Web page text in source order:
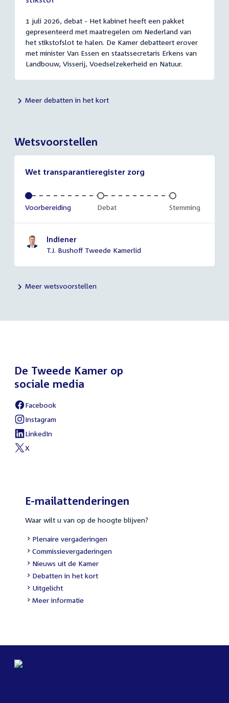
1 juli 2026, debat - Het kabinet heeft een pakket
gepresenteerd met maatregelen om Nederland van
het stikstofslot te halen. De Kamer debatteert erover
met minister Van Essen en staatssecretaris Erkens van
Landbouw, Visserij, Voedselzekerheid en Natuur.
Meer debatten in het kort
Wetsvoorstellen
Wet transparantieregister zorg
Voltooid:
Voorbereiding Onvoltooid:
Debat Onvoltooid:
Stemming
Indiener
T.J. Bushoff Tweede Kamerlid
Meer wetsvoorstellen
De Tweede Kamer op
sociale media
Facebook
Instagram
LinkedIn
X
E-mailattenderingen
Waar wilt u van op de hoogte blijven?
Plenaire vergaderingen
Commissievergaderingen
Nieuws uit de Kamer
Debatten in het kort
Uitgelicht
Meer informatie